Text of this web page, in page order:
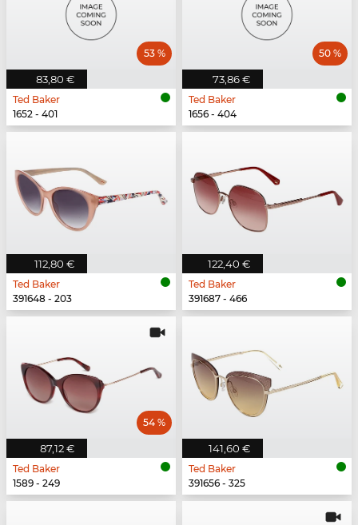
83,80 €
53 %
Ted Baker
1652 - 401
73,86 €
50 %
Ted Baker
1656 - 404
112,80 €
Ted Baker
391648 - 203
122,40 €
Ted Baker
391687 - 466
87,12 €
54 %
Ted Baker
1589 - 249
141,60 €
Ted Baker
391656 - 325